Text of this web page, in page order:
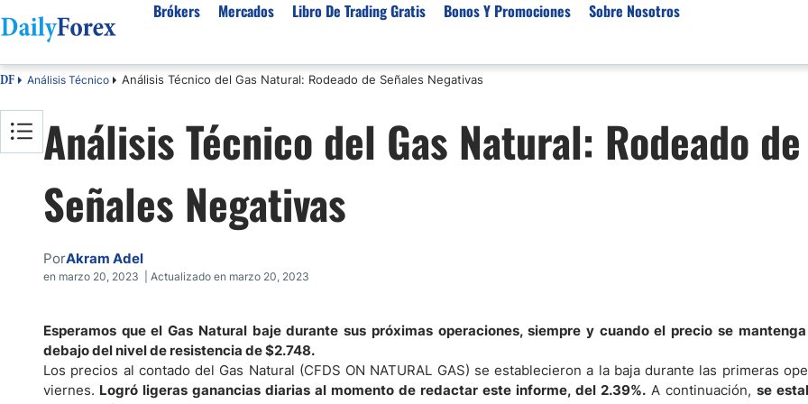
Brókers
España
Argentina
Rep. Dominicana
Mexico
Costa Rica
Guatemala
Cuba
El Salvador
Brokers Regulados
Brokers Para Scalping
Lista de Mejores Prop
Empresas de Fondeo en
Mercados
Divisas
EUR/USD
USD/COP
USD/PEN
Todas las Divisas
Materias Primas
Oro (XAU/USD)
Plata (XAG/USD)
Petróleo WTI
Indices
Análisis Forex
Señales Forex Gratis
Libro De Trading Gratis Bonos Y Promociones Sobre Nosotros
Sobre Nosotros
Política editorial
Cómo generamos ingresos
Nuestra metodología
Por qué confiar en nosotros
DF Análisis Técnico Análisis Técnico del Gas Natural: Rodeado de Señales Negativas
Análisis Técnico del Gas Natural: Rodeado de
Señales Negativas
PorAkram Adel
en marzo 20, 2023 | Actualizado en marzo 20, 2023
Esperamos que el Gas Natural baje durante sus próximas operaciones, siempre y cuando el precio se
debajo del nivel de resistencia de $2.748.
Los precios al contado del Gas Natural (CFDS ON NATURAL GAS) se establecieron a la baja durante las primeras
viernes. Logró ligeras ganancias diarias al momento de redactar este informe, del 2.39%. A continuación, se